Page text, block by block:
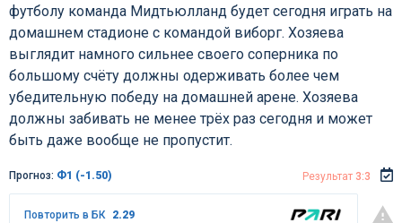
футболу команда Мидтьюлланд будет сегодня играть на
домашнем стадионе с командой виборг. Хозяева
выглядит намного сильнее своего соперника по
большому счёту должны одерживать более чем
убедительную победу на домашней арене. Хозяева
должны забивать не менее трёх раз сегодня и может
быть даже вообще не пропустит.
Прогноз: Ф1 (-1.50) Результат 3:3
Повторить в БК 2.29